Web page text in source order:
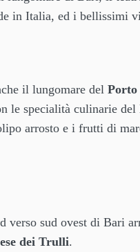
in Italia, ed i bellissimi
il lungomare del
le specialità culinarie del
arrosto e i frutti di
verso sud ovest di Bari
dei Trulli.